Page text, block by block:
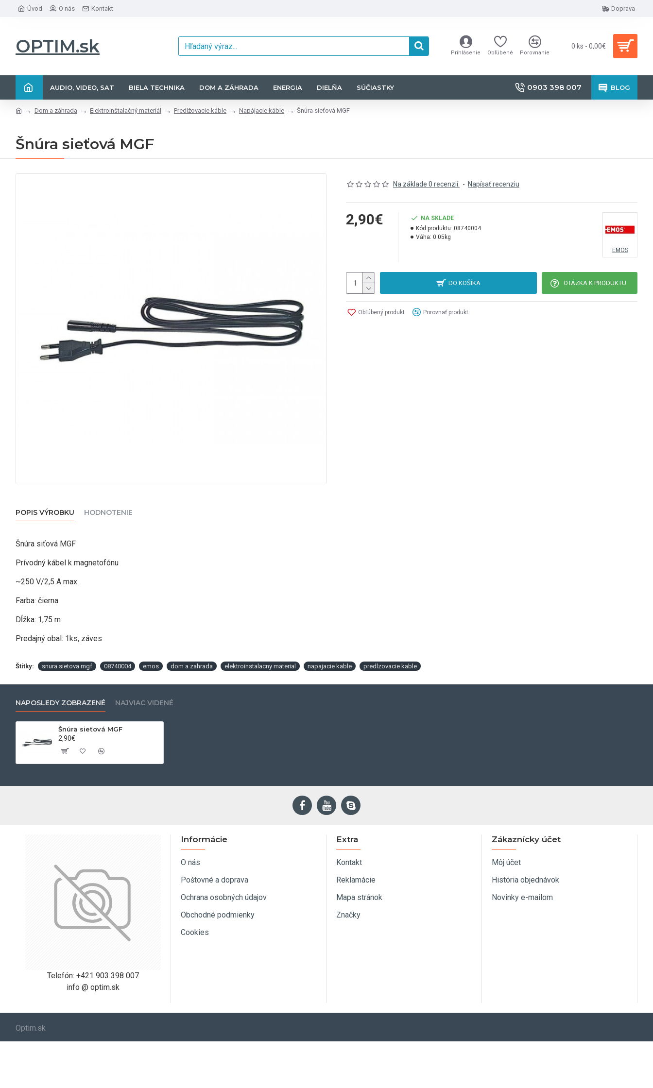
Úvod O nás Kontakt Doprava
OPTIM.sk Prihlásenie Obľúbené Porovnanie
0 ks - 0,00€
AUDIO, VIDEO, SAT BIELA TECHNIKA DOM A ZÁHRADA ENERGIA DIELŇA SÚČIASTKY 0903 398 007 BLOG
Dom a záhrada Elektroinštalačný materiál Predlžovacie káble Napájacie káble Šnúra sieťová MGF
Šnúra sieťová MGF
Na základe 0 recenzií. - Napísať recenziu
2,90€
NA SKLADE
Kód produktu: 08740004
Váha: 0.05kg
EMOS
DO KOŠÍKA OTÁZKA K PRODUKTU
Obľúbený produkt Porovnať produkt
POPIS VÝROBKU HODNOTENIE
Šnúra siťová MGF
Prívodný kábel k magnetofónu
~250 V/2,5 A max.
Farba: čierna
Dĺžka: 1,75 m
Predajný obal: 1ks, záves
Štítky: snura sietova mgf 08740004 emos dom a zahrada elektroinstalacny material napajacie kable predlzovacie kable
NAPOSLEDY ZOBRAZENÉ NAJVIAC VIDENÉ
Šnúra sieťová MGF
2,90€
Telefón: +421 903 398 007
info @ optim.sk
Informácie
O nás
Poštovné a doprava
Ochrana osobných údajov
Obchodné podmienky
Cookies
Extra
Kontakt
Reklamácie
Mapa stránok
Značky
Zákaznícky účet
Môj účet
História objednávok
Novinky e-mailom
Optim.sk